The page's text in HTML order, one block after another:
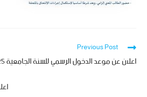
Previous Post
اعلان عن موعد الدخول الرسمي للسنة الجامعية 2025-2026